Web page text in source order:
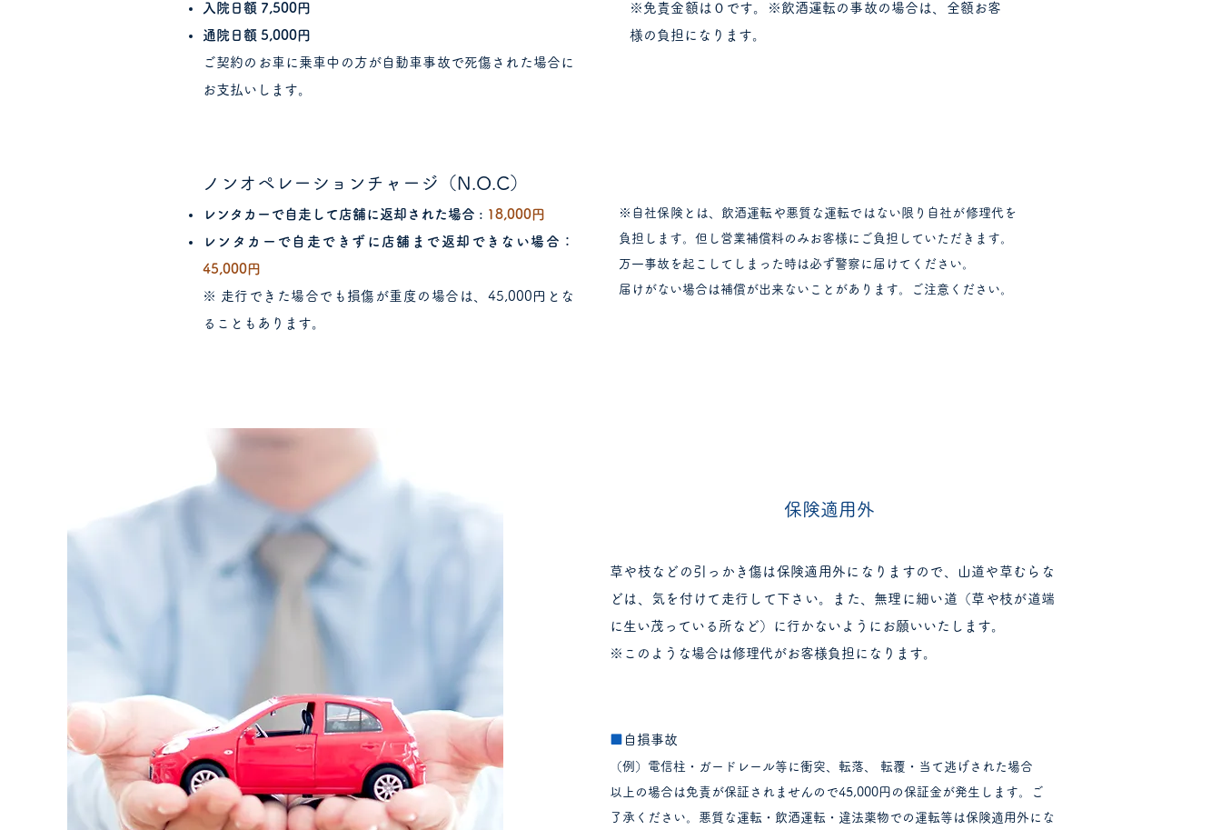
入院日額 7,500円
通院日額 5,000円
ご契約のお車に乗車中の方が自動車事故で死傷された場合に
お支払いします。
※免責金額は０です。※飲酒運転の事故の場合は、全額お客
様の負担になります。
ノンオペレーションチャージ（N.O.C）
レンタカーで自走して店舗に返却された場合 : 18,000円
レンタカーで自走できずに店舗まで返却できない場合：
45,000円
※ 走行できた場合でも損傷が重度の場合は、45,000円とな
ることもあります。
※自社保険とは、飲酒運転や悪質な運転ではない限り自社が修理代を
負担します。但し営業補償料のみお客様にご負担していただきます。
万一事故を起こしてしまった時は必ず警察に届けてください。
届けがない場合は補償が出来ないことがあります。ご注意ください。
​保険適用外
​ 草や枝などの引っかき傷は保険適用外になりますので、山道や草むらな
どは、気を付けて走行して下さい。
また、無理に細い道（草や枝が道端
に生い茂っている所など）に行かないようにお願いいたします。
※このような場合は修理代がお客様負担になります。
自損事故
（例）電信柱・ガードレール等に衝突、転落、 転覆・当て逃げされた場合
以上の場合は免責が保証されませんので45,000円の保証金が発生します。ご
了承ください。悪質な運転・飲酒運転・違法薬物での運転等は保険適用外にな